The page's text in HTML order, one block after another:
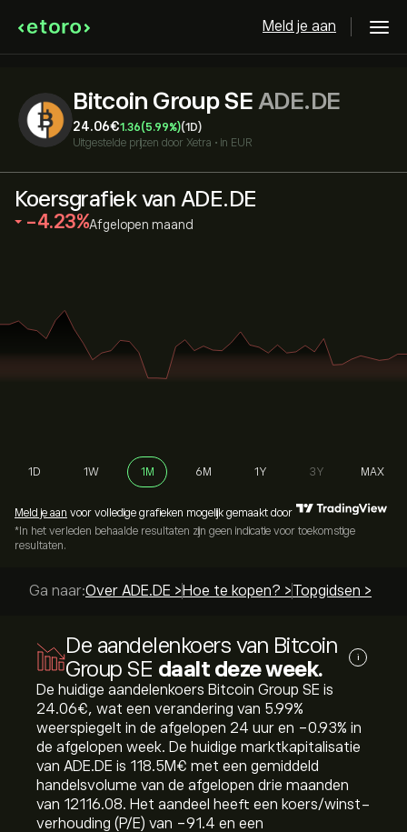
Meld je aan
Bitcoin Group SE ADE.DE
24.06‎€‎1.36(5.99%)(1D)
Uitgestelde prijzen door Xetra • in EUR
Koersgrafiek van ADE.DE
‎-4.23‎ Afgelopen maand
1D 1W 1M 6M 1Y 3Y MAX
Meld je aan voor volledige grafieken mogelijk gemaakt door
*In het verleden behaalde resultaten zijn geen indicatie voor toekomstige
resultaten.
Ga naar:Over ADE.DE > Hoe te kopen? >Topgidsen >
De aandelenkoers van Bitcoin
Group SE daalt deze week. i
De huidige aandelenkoers Bitcoin Group SE is
24.06‎€‎, wat een verandering van ‎5.99‎%
weerspiegelt in de afgelopen 24 uur en ‎-0.93‎% in
de afgelopen week. De huidige marktkapitalisatie
van ADE.DE is 118.5M‎€‎ met een gemiddeld
handelsvolume van de afgelopen drie maanden
van 12116.08. Het aandeel heeft een koers/winst-
verhouding (P/E) van -91.4 en een